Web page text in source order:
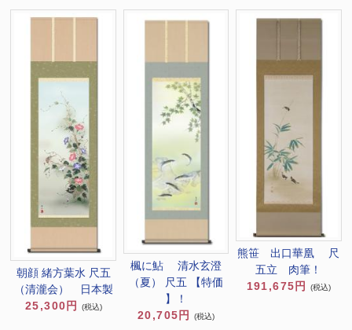
朝顔 緒方葉水 尺五
（清瀧会） 日本製
25,300円
(税込)
楓に鮎 清水玄澄
（夏） 尺五 【特価
】！
20,705円
(税込)
熊笹 出口華凰 尺
五立 肉筆！
191,675円
(税込)